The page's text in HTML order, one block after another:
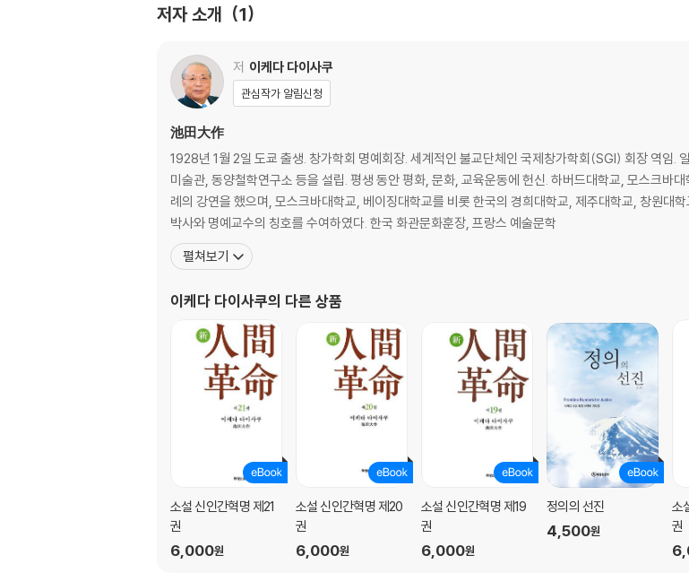
저자 소개 1
저 이케다 다이사쿠
관심작가 알림신청
池田大作
1928년 1월 2일 도쿄 출생. 창가학회 명예회장. 세계적인 불교단체인 국제창가학회(SGI) 회장 역임.
미술관, 동양철학연구소 등을 설립. 평생 동안 평화, 문화, 교육운동에 헌신. 하버드대학교, 모스크
례의 강연을 했으며, 모스크바대학교, 베이징대학교를 비롯 한국의 경희대학교, 제주대학교, 창원대
박사와 명예교수의 칭호를 수여하였다. 한국 화관문화훈장, 프랑스 예술문학
펼쳐보기
이케다 다이사쿠의 다른 상품
소설 신인간혁명 제21
권
6,000원
소설 신인간혁명 제20
권
6,000원
소설 신인간혁명 제19
권
6,000원
정의의 선진
4,500원
소
권